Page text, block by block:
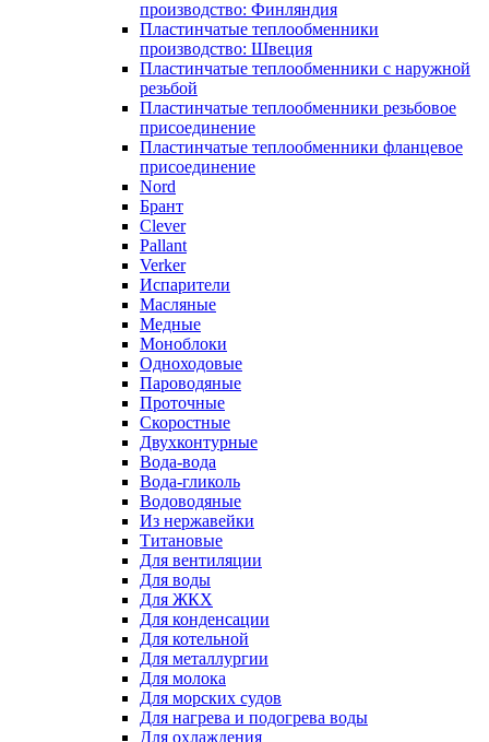
производство: Финляндия
Пластинчатые теплообменники
производство: Швеция
Пластинчатые теплообменники с наружной
резьбой
Пластинчатые теплообменники резьбовое
присоединение
Пластинчатые теплообменники фланцевое
присоединение
Nord
Брант
Clever
Pallant
Verker
Испарители
Масляные
Медные
Моноблоки
Одноходовые
Пароводяные
Проточные
Скоростные
Двухконтурные
Вода-вода
Вода-гликоль
Водоводяные
Из нержавейки
Титановые
Для вентиляции
Для воды
Для ЖКХ
Для конденсации
Для котельной
Для металлургии
Для молока
Для морских судов
Для нагрева и подогрева воды
Для охлаждения